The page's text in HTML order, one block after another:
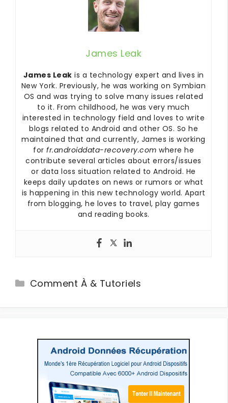
James Leak
James Leak is a technology expert and lives in
New York. Previously, he was working on Symbian
OS and was trying to solve many issues related
to it. From childhood, he was very much
interested in technology field and loves to write
blogs related to Android and other OS. So he
maintained that and currently, James is working
for fr.androiddata-recovery.com where he
contribute several articles about errors/issues
or data loss situation related to Android. He
keeps daily updates on news or rumors or what
is happening in this new technology world. Apart
from blogging, he loves to travel, play games
and reading books.
Categories
Comment À & Tutoriels